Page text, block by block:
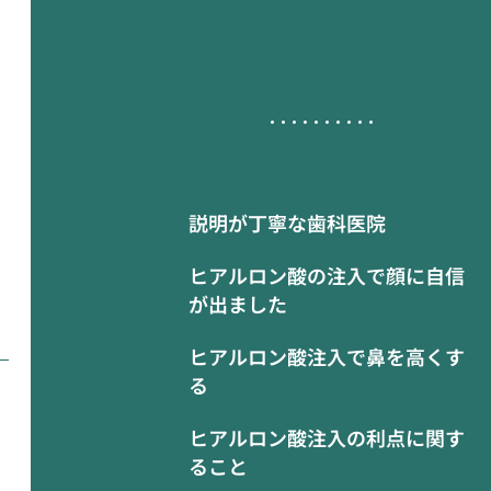
説明が丁寧な歯科医院
ヒアルロン酸の注入で顔に自信
が出ました
ヒアルロン酸注入で鼻を高くす
る
ヒアルロン酸注入の利点に関す
ること